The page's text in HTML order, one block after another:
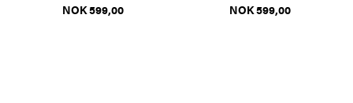
NOK 599,00 NOK 599,00